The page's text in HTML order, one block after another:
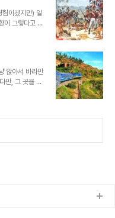
제시한 파란
모피어스가 네
태로 머무느냐
상을 살게 되
이겠지만) 일
이 그렇다고 할
고 있는 이 땅
경향이 있으며,
이라고 주장
럴듯하게 이렇
잘해주고자
확실히 말할
앉아서 바라만
만, 그 곳을 직
서 있는 것일지
조금